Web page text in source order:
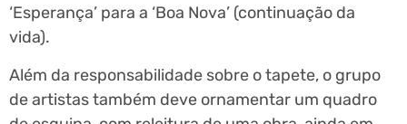
‘Esperança’ para a ‘Boa Nova’ (continuação da
vida).
Além da responsabilidade sobre o tapete, o grupo
de artistas também deve ornamentar um quadro